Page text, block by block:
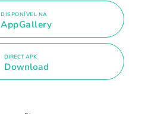
DISPONÍVEL NA
AppGallery
DIRECT APK
Download